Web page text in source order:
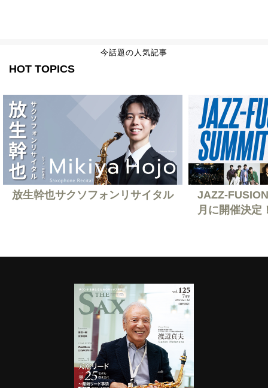
今話題の人気記事
HOT TOPICS
放生幹也サクソフォンリサイタル
JAZZ-
月に開催決定